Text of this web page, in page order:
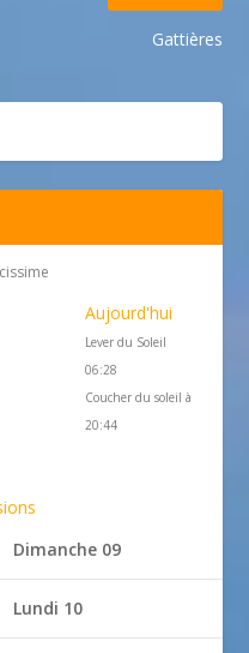
Gattières
Aujourd'hui
Lever du Soleil
06:28
Coucher du soleil à
20:44
Dimanche 09
Lundi 10